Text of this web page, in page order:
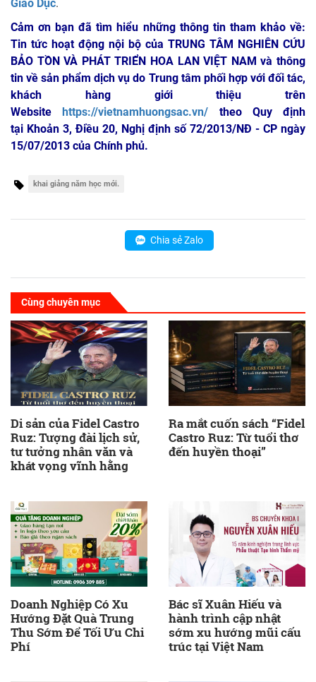
Giáo Dục.
Cảm ơn bạn đã tìm hiểu những thông tin tham khảo về:
Tin tức hoạt động nội bộ của TRUNG TÂM NGHIÊN CỨU
BẢO TỒN VÀ PHÁT TRIỂN HOA LAN VIỆT NAM và thông
tin về sản phẩm dịch vụ do Trung tâm phối hợp với đối tác,
khách hàng giới thiệu trên
Website
https://vietnamhuongsac.vn/ theo Quy định
tại Khoản 3, Điều 20, Nghị định số 72/2013/NĐ - CP ngày
15/07/2013 của Chính phủ.
khai giảng năm học mới.
Chia sẻ Zalo
Cùng chuyên mục
Di sản của Fidel Castro
Ruz: Tượng đài lịch sử,
tư tưởng nhân văn và
khát vọng vĩnh hằng
Ra mắt cuốn sách “Fidel
Castro Ruz: Từ tuổi thơ
đến huyền thoại”
Doanh Nghiệp Có Xu
Hướng Đặt Quà Trung
Thu Sớm Để Tối Ưu Chi
Phí
Bác sĩ Xuân Hiếu và
hành trình cập nhật
sớm xu hướng mũi cấu
trúc tại Việt Nam